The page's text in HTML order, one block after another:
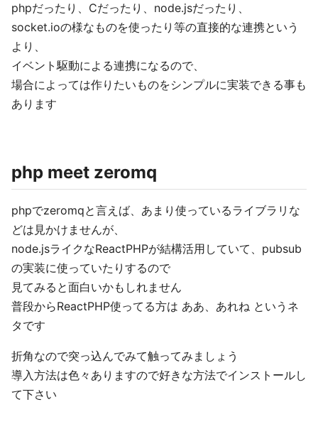
phpだったり、Cだったり、node.jsだったり、
socket.ioの様なものを使ったり等の直接的な連携という
より、
イベント駆動による連携になるので、
場合によっては作りたいものをシンプルに実装できる事も
あります
php meet zeromq
phpでzeromqと言えば、あまり使っているライブラリな
どは見かけませんが、
node.jsライクなReactPHPが結構活用していて、pubsub
の実装に使っていたりするので
見てみると面白いかもしれません
普段からReactPHP使ってる方は ああ、あれね というネ
タです
折角なので突っ込んでみて触ってみましょう
導入方法は色々ありますので好きな方法でインストールし
て下さい